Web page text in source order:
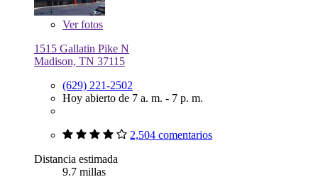
Verfotos
1515 Gallatin Pike N
Madison, TN 37115
(629) 221-2502
Hoy abierto de 7 a. m. - 7 p. m.
2,504 comentarios
Distancia estimada
9.7 millas